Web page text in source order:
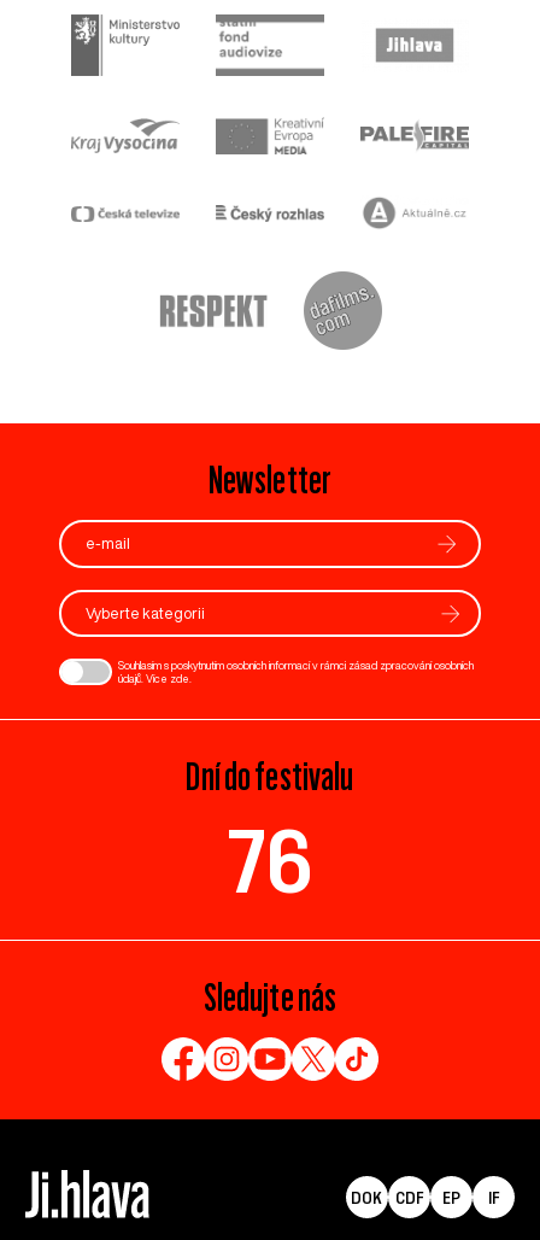
Newsletter
Vyberte kategorii
Souhlasím s poskytnutím osobních informací v rámci zásad zpracování osobních
údajů. Více zde
Dní do festivalu
76
Sledujte nás
DOK CDF EP IF